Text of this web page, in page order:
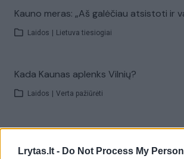
Lrytas.lt - Do Not Process My
Kauno meras: „Aš galėčiau atsistoti ir
Laidos Lietuva tiesiogiai
Kada Kaunas aplenks Vilnių?
Laidos Verta pažiūrėti
savo gimtadieniui